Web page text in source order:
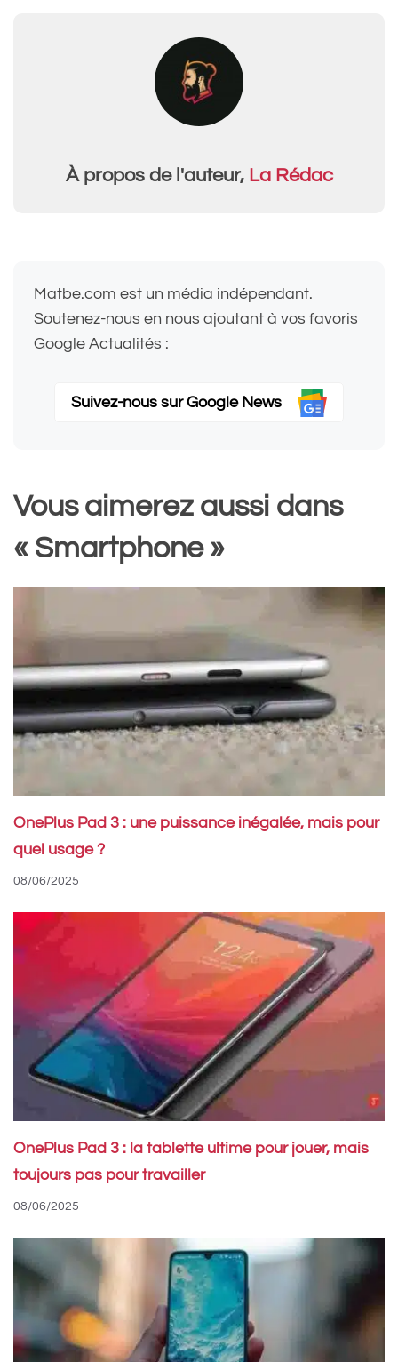
À propos de l'auteur, La Rédac
Matbe.com est un média indépendant.
Soutenez-nous en nous ajoutant à vos favoris
Google Actualités :
Suivez-nous sur Google News
Vous aimerez aussi dans
« Smartphone »
OnePlus Pad 3 : une puissance inégalée, mais pour
quel usage ?
08/06/2025
OnePlus Pad 3 : la tablette ultime pour jouer, mais
toujours pas pour travailler
08/06/2025